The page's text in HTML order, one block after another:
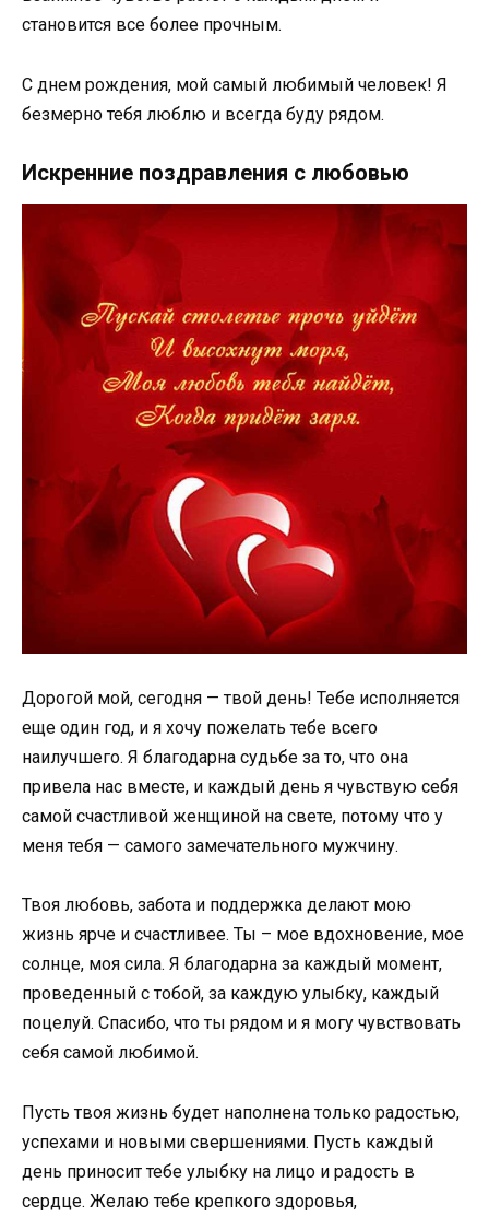
становится все более прочным.
С днем рождения, мой самый любимый человек! Я
безмерно тебя люблю и всегда буду рядом.
Искренние поздравления с любовью
Дорогой мой, сегодня — твой день! Тебе исполняется
еще один год, и я хочу пожелать тебе всего
наилучшего. Я благодарна судьбе за то, что она
привела нас вместе, и каждый день я чувствую себя
самой счастливой женщиной на свете, потому что у
меня тебя — самого замечательного мужчину.
Твоя любовь, забота и поддержка делают мою
жизнь ярче и счастливее. Ты – мое вдохновение, мое
солнце, моя сила. Я благодарна за каждый момент,
проведенный с тобой, за каждую улыбку, каждый
поцелуй. Спасибо, что ты рядом и я могу чувствовать
себя самой любимой.
Пусть твоя жизнь будет наполнена только радостью,
успехами и новыми свершениями. Пусть каждый
день приносит тебе улыбку на лицо и радость в
сердце. Желаю тебе крепкого здоровья,